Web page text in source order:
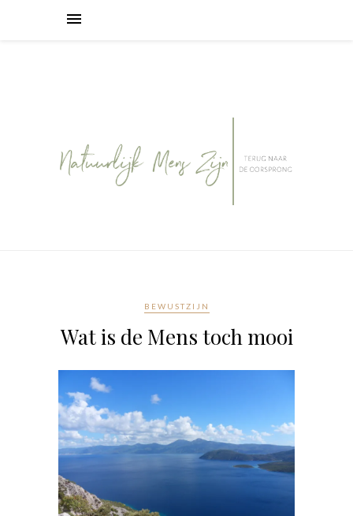
BEWUSTZIJN
Wat is de Mens toch mooi